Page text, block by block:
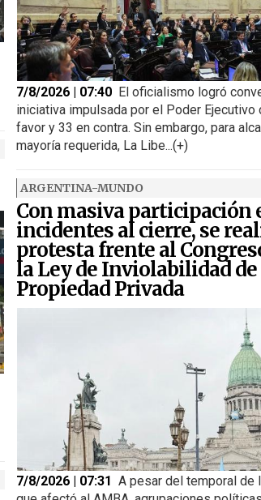
7/8/2026 | 07:40 El oficialismo logró
iniciativa impulsada por el Poder Ejecutivo
favor y 33 en contra. Sin embargo, para
mayoría requerida, La Libe...(+)
ARGENTINA-MUNDO
Con masiva participación
incidentes al cierre, se
protesta frente al
la Ley de Inviolabilidad de
Propiedad Privada
7/8/2026 | 07:31 A pesar del temporal de